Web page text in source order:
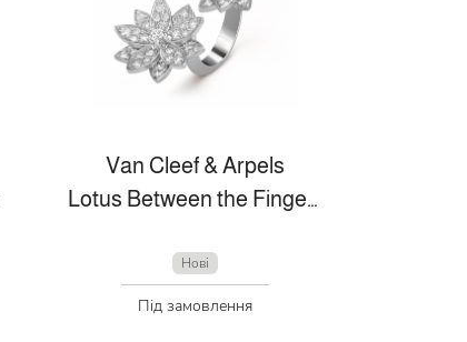
Van Cleef & Arpels
Lotus Between the Finger ring, 4 flowers
Нові
Під замовлення